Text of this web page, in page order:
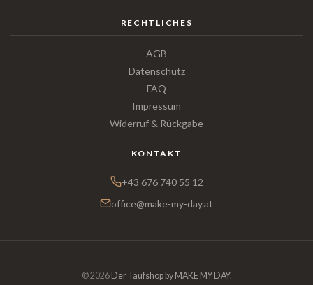
RECHTLICHES
AGB
Datenschutz
FAQ
Impressum
Widerruf & Rückgabe
KONTAKT
+43 676 740 55 12
office@make-my-day.at
© 2026 Der Taufshop by MAKE MY DAY.